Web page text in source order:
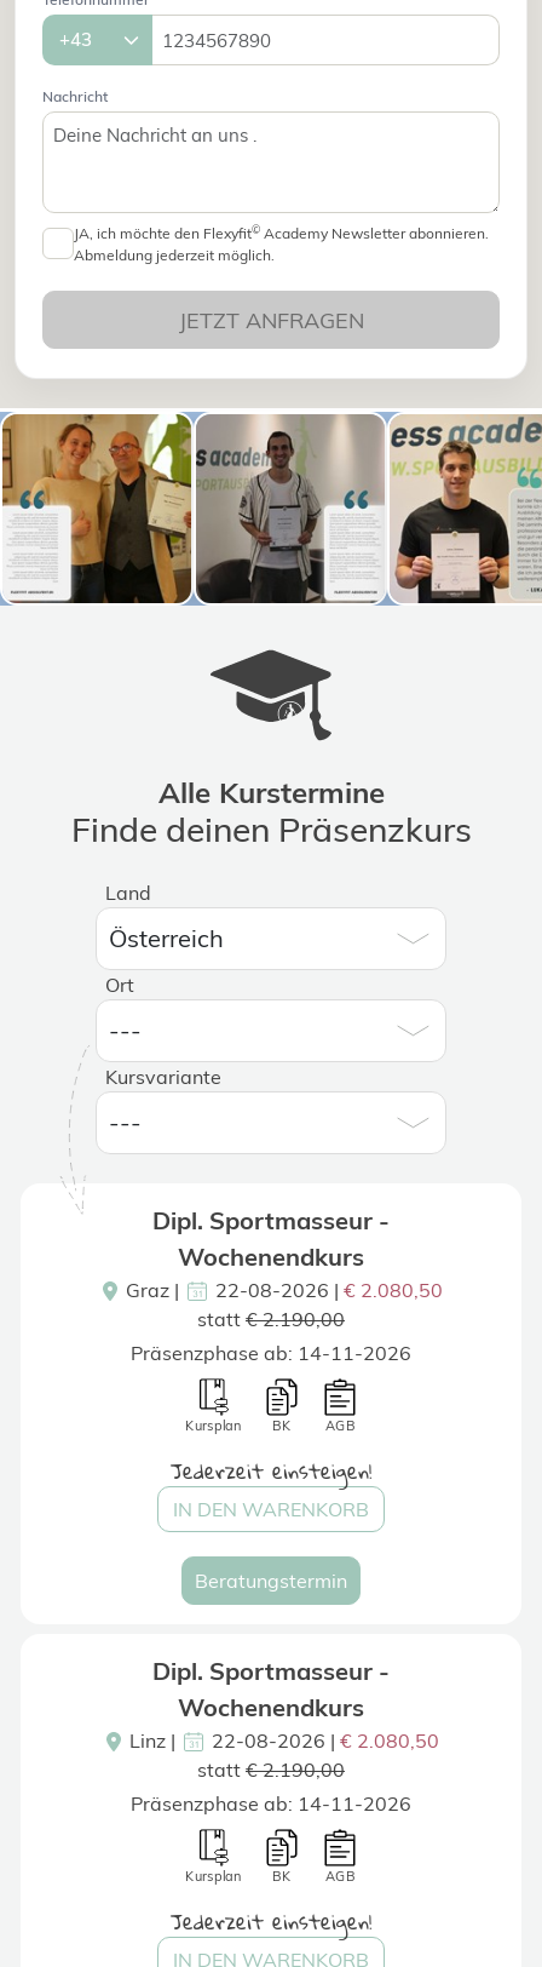
Nachricht
JA, ich möchte den Flexyfit©Academy Newsletter abonnieren.
Abmeldung jederzeit möglich.
JETZT ANFRAGEN
Alle Kurstermine
Finde deinen Präsenzkurs
Land
Ort
Kursvariante
Dipl. Sportmasseur -
Wochenendkurs
Graz | 22-08-2026 | € 2.080,50
statt € 2.190,00
Präsenzphase ab: 14-11-2026
Kursplan BK AGB
IN DEN WARENKORB
Jederzeit einsteigen!
Beratungstermin
Dipl. Sportmasseur -
Wochenendkurs
Linz | 22-08-2026 | € 2.080,50
statt € 2.190,00
Präsenzphase ab: 14-11-2026
Kursplan BK AGB
IN DEN WARENKORB
Jederzeit einsteigen!